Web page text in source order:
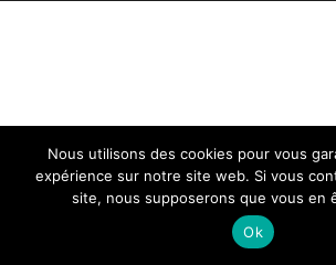
Nous utilisons des cookies pour vous
expérience sur notre site web. Si vous
site, nous supposerons que vous en
Ok